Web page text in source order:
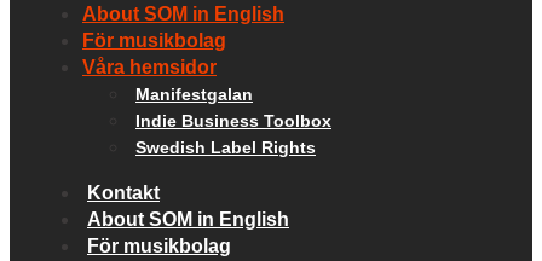
About SOM in English
För musikbolag
Våra hemsidor
Manifestgalan
Indie Business Toolbox
Swedish Label Rights
Kontakt
About SOM in English
För musikbolag